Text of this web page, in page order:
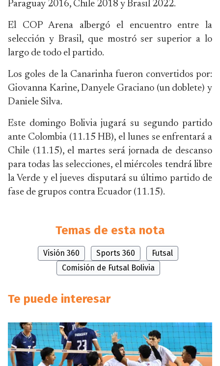
Paraguay 2016, Chile 2018 y Brasil 2022.
El COP Arena albergó el encuentro entre la
selección y Brasil, que mostró ser superior a lo
largo de todo el partido.
Los goles de la Canarinha fueron convertidos por:
Giovanna Karine, Danyele Graciano (un doblete) y
Daniele Silva.
Este domingo Bolivia jugará su segundo partido
ante Colombia (11.15 HB), el lunes se enfrentará a
Chile (11.15), el martes será jornada de descanso
para todas las selecciones, el miércoles tendrá libre
la Verde y el jueves disputará su último partido de
fase de grupos contra Ecuador (11.15).
Temas de esta nota
Visión 360 Sports 360
Futsal
Comisión de Futsal Bolivia
Te puede interesar